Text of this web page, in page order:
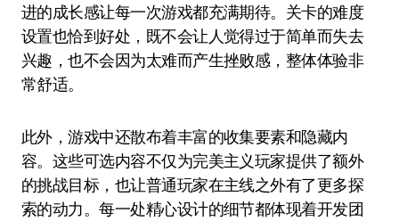
进的成长感让每一次游戏都充满期待。关卡的难度
设置也恰到好处，既不会让人觉得过于简单而失去
兴趣，也不会因为太难而产生挫败感，整体体验非
常舒适。
此外，游戏中还散布着丰富的收集要素和隐藏内
容。这些可选内容不仅为完美主义玩家提供了额外
的挑战目标，也让普通玩家在主线之外有了更多探
索的动力。每一处精心设计的细节都体现着开发团